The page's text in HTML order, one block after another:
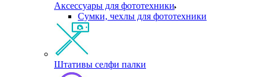
Аксессуары для фототехники
Сумки, чехлы для фототехники
Штативы селфи палки